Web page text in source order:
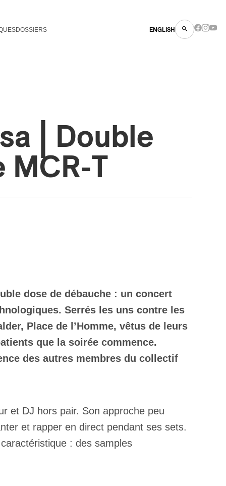
DOSSIERS ENGLISH
| Double
MCR-T
dose de débauche : un concert
Serrés les uns contre les
Place de l’Homme, vêtus de leurs
que la soirée commence.
des autres membres du collectif
et DJ hors pair. Son approche peu
et rapper en direct pendant ses sets.
: des samples